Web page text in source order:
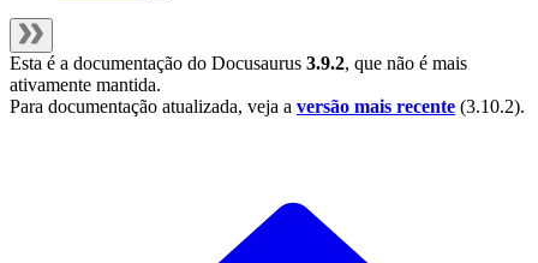
Esta é a documentação do Docusaurus 3.9.2, que não é mais
ativamente mantida.
Para documentação atualizada, veja a versão mais recente (3.10.2).